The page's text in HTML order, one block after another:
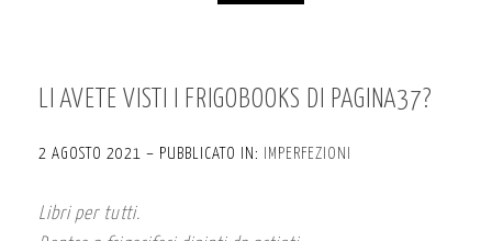
LI AVETE VISTI I FRIGOBOOKS DI PAGINA37?
2 AGOSTO 2021 – PUBBLICATO IN: IMPERFEZIONI
Libri per tutti.